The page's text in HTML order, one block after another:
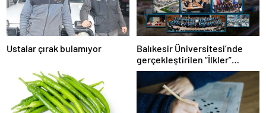
Ustalar çırak bulamıyor
Balıkesir Üniversitesi’nde
gerçekleştirilen “İlkler”
üniversitenin geleceğini
şekillendiriyor